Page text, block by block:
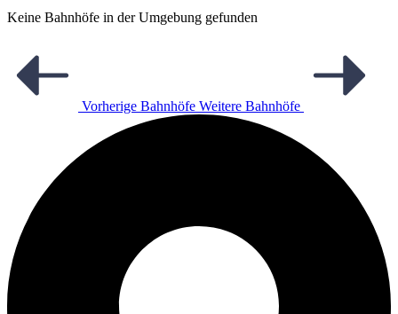
Keine Bahnhöfe in der Umgebung gefunden
Vorherige Bahnhöfe Weitere Bahnhöfe